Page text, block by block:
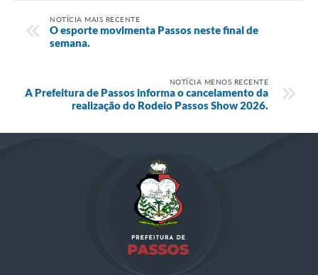
NOTÍCIA MAIS RECENTE
O esporte movimenta Passos neste final de
semana.
NOTÍCIA MENOS RECENTE
A Prefeitura de Passos informa o cancelamento da
realização do Rodeio Passos Show 2026.